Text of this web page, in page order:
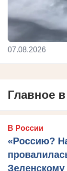
07.08.2026
Главное
В России
«Россию?